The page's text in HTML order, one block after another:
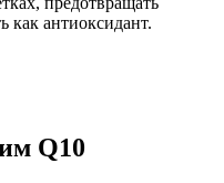
как антиоксидант.
Q10